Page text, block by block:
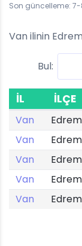
Son güncelleme:
Van ilinin
Bul:
İL İLÇE
Van
Van
Van
Van
Van